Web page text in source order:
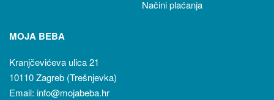
Načini plaćanja
MOJA BEBA
Kranjčevićeva ulica 21
10110 Zagreb (Trešnjevka)
Email: info@mojabeba.hr